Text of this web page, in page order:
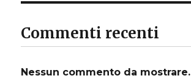
Commenti recenti
Nessun commento da mostrare.